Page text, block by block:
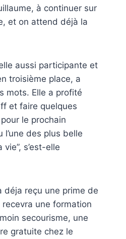
à continuer sur
et on attend déjà la
aussi participante et
troisième place, a
mots. Elle a profité
et faire quelques
le prochain
l’une des plus belle
s’est-elle
déja reçu une prime de
une formation
secourisme, une
gratuite chez le